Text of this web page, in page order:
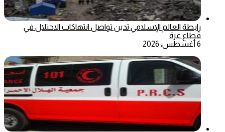
رابطة العالم الإسلامي تدين تواصل انتهاكات الاحتلال في
قطاع غزة
6 أغسطس، 2026